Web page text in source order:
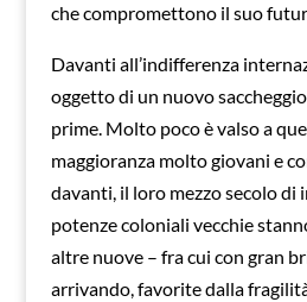
che compromettono il suo
Davanti all’indifferenza
oggetto di un nuovo
prime. Molto poco è valso a
maggioranza molto giovani e
davanti, il loro mezzo secolo di
potenze coloniali vecchie
altre nuove – fra cui con gran
arrivando, favorite dalla